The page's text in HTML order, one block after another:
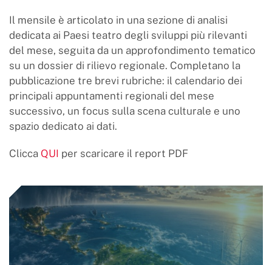
Il mensile è articolato in una sezione di analisi
dedicata ai Paesi teatro degli sviluppi più rilevanti
del mese, seguita da un approfondimento tematico
su un dossier di rilievo regionale. Completano la
pubblicazione tre brevi rubriche: il calendario dei
principali appuntamenti regionali del mese
successivo, un focus sulla scena culturale e uno
spazio dedicato ai dati.
Clicca QUI per scaricare il report PDF